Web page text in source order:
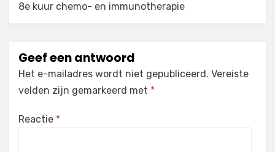
8e kuur chemo- en immunotherapie
Geef een antwoord
Het e-mailadres wordt niet gepubliceerd. Vereiste
velden zijn gemarkeerd met *
Reactie *